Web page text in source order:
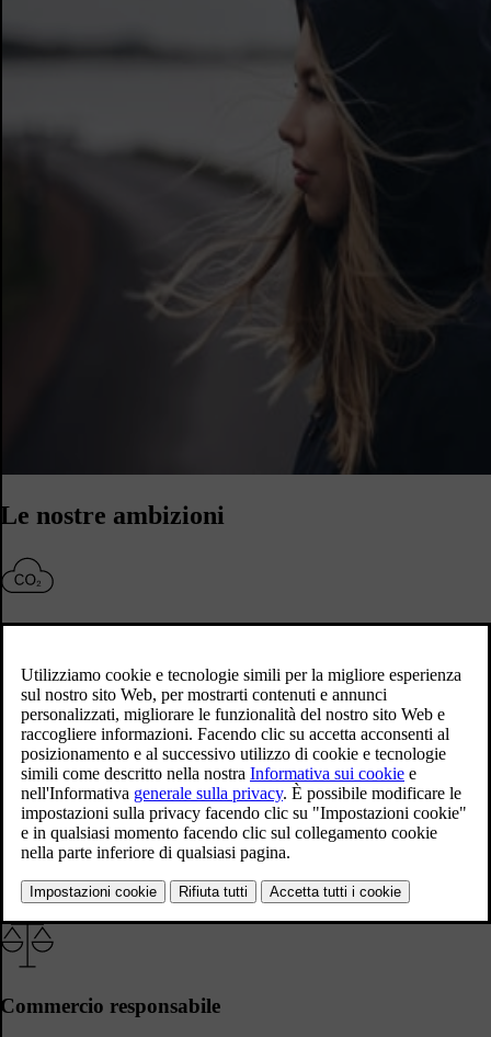
Le nostre ambizioni
Zero emissioni di gas serra nette entro il 2040
Scopri di più
Economia circolare
Verso l'obiettivo di diventare un'azienda circolare entro il 2040
Scopri di più
Commercio responsabile